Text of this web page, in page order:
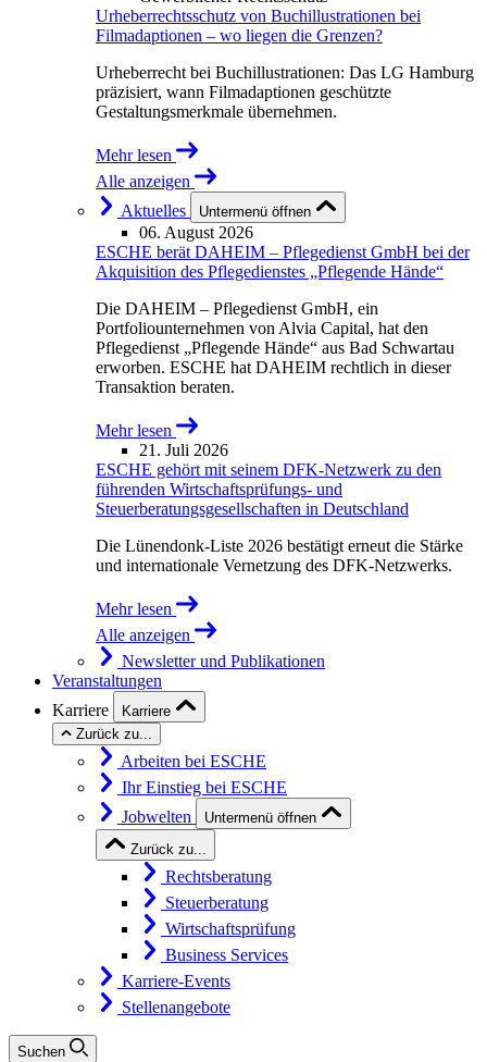
Urheberrechtsschutz von Buchillustrationen bei
Filmadaptionen – wo liegen die Grenzen?
Urheberrecht bei Buchillustrationen: Das LG Hamburg
präzisiert, wann Filmadaptionen geschützte
Gestaltungsmerkmale übernehmen.
Mehr lesen
Alle anzeigen
Aktuelles
Untermenü öffnen
06. August 2026
ESCHE berät DAHEIM – Pflegedienst GmbH bei der
Akquisition des Pflegedienstes „Pflegende Hände“
Die DAHEIM – Pflegedienst GmbH, ein
Portfoliounternehmen von Alvia Capital, hat den
Pflegedienst „Pflegende Hände“ aus Bad Schwartau
erworben. ESCHE hat DAHEIM rechtlich in dieser
Transaktion beraten.
Mehr lesen
21. Juli 2026
ESCHE gehört mit seinem DFK-Netzwerk zu den
führenden Wirtschaftsprüfungs- und
Steuerberatungsgesellschaften in Deutschland
Die Lünendonk-Liste 2026 bestätigt erneut die Stärke
und internationale Vernetzung des DFK-Netzwerks.
Mehr lesen
Alle anzeigen
Newsletter und Publikationen
Veranstaltungen
Karriere
Karriere
Zurück zu...
Arbeiten bei ESCHE
Ihr Einstieg bei ESCHE
Jobwelten
Untermenü öffnen
Zurück zu...
Rechtsberatung
Steuerberatung
Wirtschaftsprüfung
Business Services
Karriere-Events
Stellenangebote
Suchen